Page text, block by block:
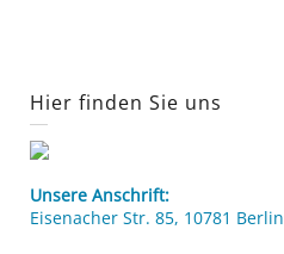
Hier finden Sie uns
Unsere Anschrift:
Eisenacher Str. 85, 10781 Berlin